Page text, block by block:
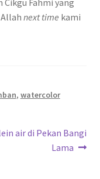
next time kami
, watercolor
air di Pekan Bangi
Lama